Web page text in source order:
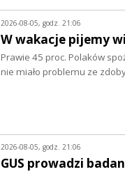
2026-08-05, godz. 21:06
W wakacje pijemy
Prawie 45 proc. Polaków
nie miało problemu ze
2026-08-05, godz. 21:06
GUS prowadzi